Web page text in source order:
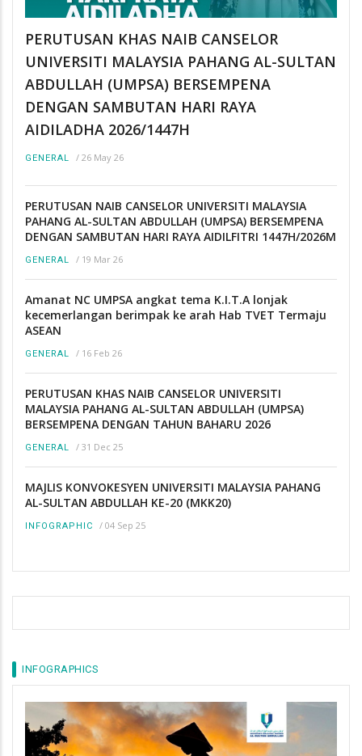
PERUTUSAN KHAS NAIB CANSELOR
UNIVERSITI MALAYSIA PAHANG AL-SULTAN
ABDULLAH (UMPSA) BERSEMPENA
DENGAN SAMBUTAN HARI RAYA
AIDILADHA 2026/1447H
GENERAL / 26 May 26
PERUTUSAN NAIB CANSELOR UNIVERSITI MALAYSIA
PAHANG AL-SULTAN ABDULLAH (UMPSA) BERSEMPENA
DENGAN SAMBUTAN HARI RAYA AIDILFITRI 1447H/2026M
GENERAL / 19 Mar 26
Amanat NC UMPSA angkat tema K.I.T.A lonjak
kecemerlangan berimpak ke arah Hab TVET Termaju
ASEAN
GENERAL / 16 Feb 26
PERUTUSAN KHAS NAIB CANSELOR UNIVERSITI
MALAYSIA PAHANG AL-SULTAN ABDULLAH (UMPSA)
BERSEMPENA DENGAN TAHUN BAHARU 2026
GENERAL / 31 Dec 25
MAJLIS KONVOKESYEN UNIVERSITI MALAYSIA PAHANG
AL-SULTAN ABDULLAH KE-20 (MKK20)
INFOGRAPHIC / 04 Sep 25
INFOGRAPHICS